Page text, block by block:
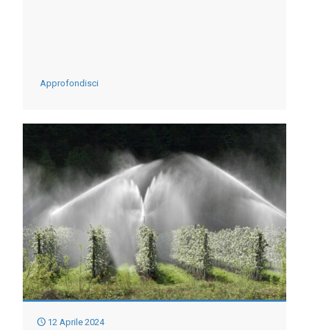
Approfondisci-
IL
DIGA
MOLATO:
IL
BACINO
POTRA’
12 Aprile 2024